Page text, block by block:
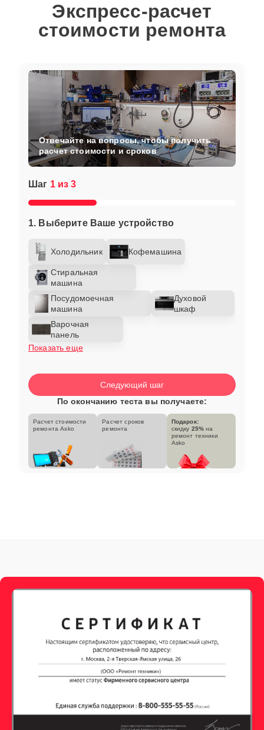
Экспресс-расчет
стоимости ремонта
Шаг 1 из 3
1. Выберите Ваше устройство
Холодильник Кофемашина
Стиральная
машина
Посудомоечная
машина
Духовой
шкаф
Варочная
панель
Показать еще
Отвечайте на вопросы, чтобы получить
расчет стоимости и сроков
Следующий шаг
По окончанию теста вы получаете:
Расчет стоимости
ремонта Asko
Расчет сроков
ремонта
Подарок:
скидку 25% на
ремонт техники
Asko